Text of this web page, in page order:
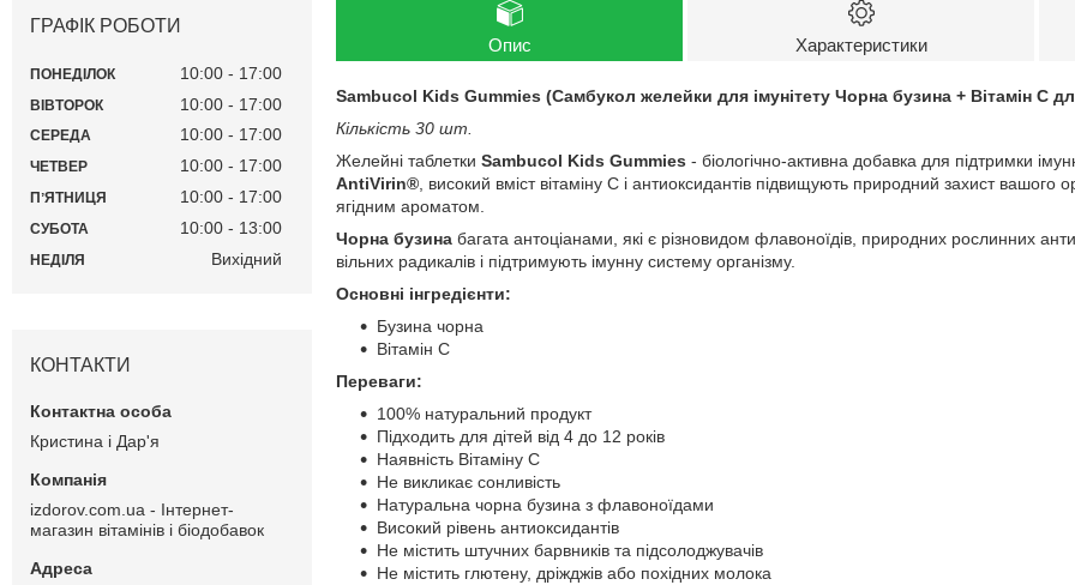
Опис Характеристики
Sambucol Kids Gummies (Самбукол желейки для імунітету Чорна бузина + Вітамін С
Кількість 30 шт.
Желейні таблетки Sambucol Kids Gummies - біологічно-активна добавка для підтримки
AntiVirin® , високий вміст вітаміну С і антиоксидантів підвищують природний захист вашого
ягідним ароматом.
Чорна бузина багата антоціанами, які є різновидом флавоноїдів, природних рослинних
вільних радикалів і підтримують імунну систему організму.
Основні інгредієнти:
Бузина чорна
Вітамін С
Переваги:
100% натуральний продукт
Підходить для дітей від 4 до 12 років
Наявність Вітаміну С
Не викликає сонливість
Натуральна чорна бузина з флавоноїдами
Високий рівень антиоксидантів
Не містить штучних барвників та підсолоджувачів
Не містить глютену, дріжджів або похідних молока
ГРАФІК РОБОТИ
ПОНЕДІЛОК 10:00 17:00
ВІВТОРОК 10:00 17:00
СЕРЕДА 10:00 17:00
ЧЕТВЕР 10:00 17:00
ПʼЯТНИЦЯ 10:00 17:00
СУБОТА 10:00 13:00
НЕДІЛЯ Вихідний
КОНТАКТИ
Кристина і Дар'я
izdorov.com.ua - Інтернет-
магазин вітамінів і біодобавок